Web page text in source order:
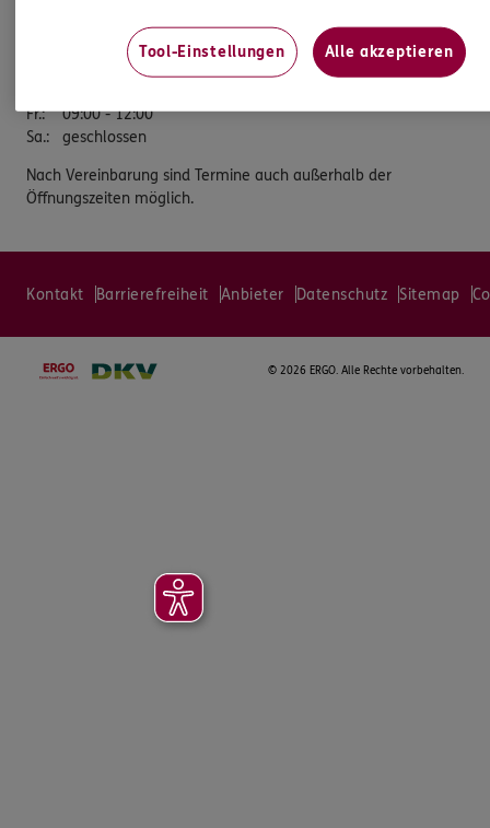
09:00 - 12:00
15:00 - 18:00
09:00 - 12:00
Fr.:
09:00 - 12:00
Sa.: geschlossen
Nach Vereinbarung sind Termine auch außerhalb der
Öffnungszeiten möglich.
Kontakt Barrierefreiheit Anbieter Datenschutz Sitemap
© 2026 ERGO. Alle Rechte vorbehalten.
Tool-Einstellungen Alle akzeptieren